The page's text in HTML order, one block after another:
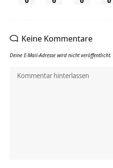
Keine Kommentare
Deine E-Mail-Adresse wird nicht veröffentlicht.